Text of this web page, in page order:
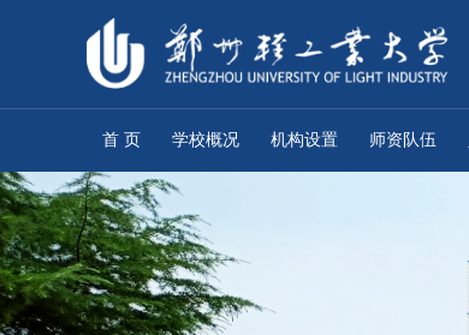
首 页 学校概况 机构设置 师资队伍